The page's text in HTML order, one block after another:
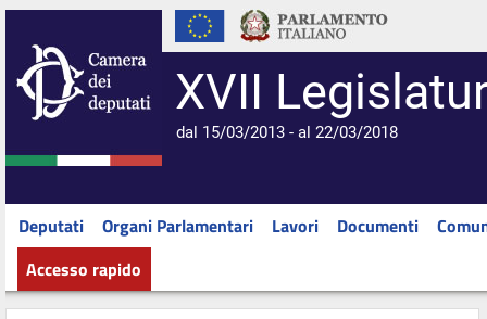
XVII
dal 15/03/2013 - al 22/03/2018
Deputati Organi Parlamentari Lavori Documenti
Accesso rapido